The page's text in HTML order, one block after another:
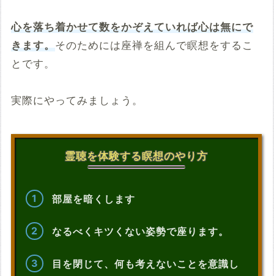
心を落ち着かせて数をかぞえていれば心は無にで
きます。そのためには座禅を組んで瞑想をするこ
とです。
実際にやってみましょう。
霊聴を体験する瞑想のやり方
部屋を暗くします
なるべくキツくない姿勢で座ります。
目を閉じて、何も考えないことを意識し